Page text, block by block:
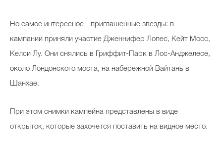
Но самое интересное - приглашенные звезды: в
кампании приняли участие Дженнифер Лопес, Кейт Мосс,
Келси Лу. Они снялись в Гриффит-Парк в Лос-Анджелесе,
около Лондонского моста, на набережной Вайтань в
Шанхае.
При этом снимки кампейна представлены в виде
открыток, которые захочется поставить на видное место.